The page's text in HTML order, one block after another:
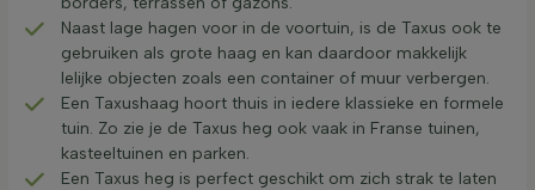
Naast lage hagen voor in de voortuin, is de Taxus ook te
gebruiken als grote haag en kan daardoor makkelijk
lelijke objecten zoals een container of muur verbergen.
Een Taxushaag hoort thuis in iedere klassieke en formele
tuin. Zo zie je de Taxus heg ook vaak in Franse tuinen,
kasteeltuinen en parken.
Een Taxus heg is perfect geschikt om zich strak te laten